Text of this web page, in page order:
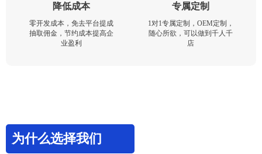
降低成本
零开发成本，免去平台提成
抽取佣金，节约成本提高企
业盈利
专属定制
1对1专属定制，OEM定制，
随心所欲，可以做到千人千
店
为什么选择我们